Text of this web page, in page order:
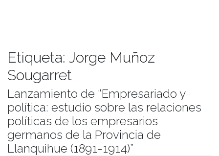
Etiqueta: Jorge Muñoz
Sougarret
Lanzamiento de “Empresariado y
política: estudio sobre las relaciones
políticas de los empresarios
germanos de la Provincia de
Llanquihue (1891-1914)”